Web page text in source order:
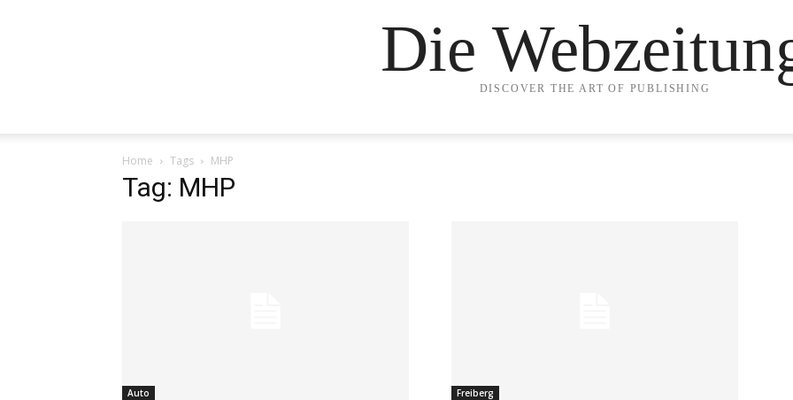
Die
DISCOVER THE ART OF PUBLISHING
Home Tags MHP
Tag: MHP
Auto Freiberg